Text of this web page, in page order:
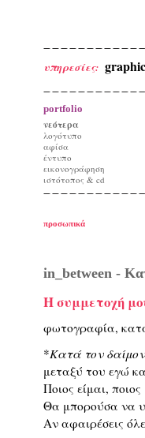
υπηρεσίες:
portfolio
νεότερα
λογότυπο
αφίσα
έντυπο
εικονογράφηση
ιστότοπος & cd
προσωπικά
in_between -
Η συμμετοχή
φωτογραφία,
*Κατά τον
μεταξύ του εγώ
Ποιος είμαι,
Θα μπορούσα να
Αν αφαιρέσεις